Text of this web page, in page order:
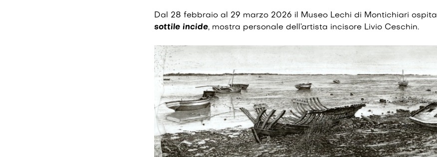
Dal 28 febbraio al 29 marzo 2026 il Museo Lechi di Montichiari ospita
sottile incide, mostra personale dell’artista incisore Livio Ceschin.